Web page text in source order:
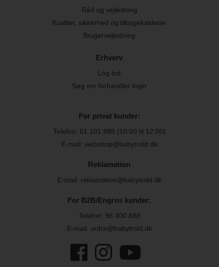
Råd og vejledning
Kvalitet, sikkerhed og tilbagekaldelse
Brugervejledning
Erhverv
Log ind
Søg om forhandler login
For privat kunder:
Telefon: 61 101 888 (10:00 til 12:00)
E-mail: webshop@babytrold.dk
Reklamation
E-mail: reklamation@babytrold.dk
For B2B/Engros kunder:
Telefon: 96 300 888
E-mail: ordre@babytrold.dk